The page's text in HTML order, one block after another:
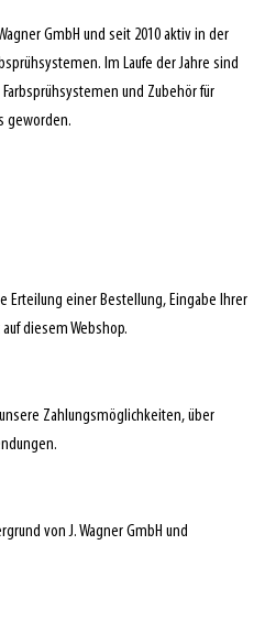
GmbH und seit 2010 aktiv in der
Im Laufe der Jahre sind
und Zubehör für
geworden.
Erteilung einer Bestellung, Eingabe Ihrer
diesem Webshop.
Zahlungsmöglichkeiten, über
von J. Wagner GmbH und